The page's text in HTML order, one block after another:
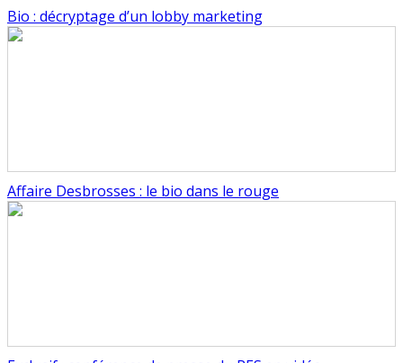
Bio : décryptage d’un lobby marketing
Affaire Desbrosses : le bio dans le rouge